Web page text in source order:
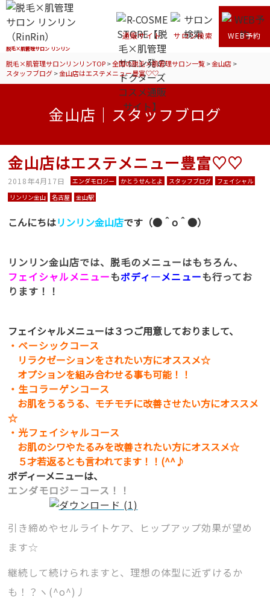
脱毛×肌管理サロン リンリン
通販サイト サロン検索 WEB予約
脱毛×肌管理サロンリンリンTOP>全国の脱毛×肌管理サロン一覧>金山店>
スタッフブログ>金山店はエステメニュー豊富♡♡
金山店｜スタッフブログ
金山店はエステメニュー豊富♡♡
2018年4月17日 エンダモロジー かとうせんとよ スタッフブログ
フェイシャル
リンリン金山
名古屋 金山駅
こんにちはリンリン金山店です（●＾o＾●）
リンリン金山店では、脱毛のメニューはもちろん、
フェイシャルメニューもボディ―メニューも行ってお
ります！！
フェイシャルメニューは３つご用意しておりまして、
・ベーシックコース
リラクゼーションをされたい方にオススメ☆
オプションを組み合わせる事も可能！！
・生コラーゲンコース
お肌をうるうる、モチモチに改善させたい方にオススメ
☆
・光フェイシャルコース
お肌のシワやたるみを改善されたい方にオススメ☆
５才若返るとも言われてます！！(^^♪
ボディーメニューは、
エンダモロジ－コース！！
引き締めやセルライトケア、ヒップアップ効果が望め
ます☆
継続して続けられますと、理想の体型に近ずけるか
も！？ヽ(^o^)丿